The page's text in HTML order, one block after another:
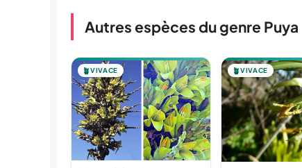
Autres espèces du genre Puya
🪴VIVACE 🪴VIVACE